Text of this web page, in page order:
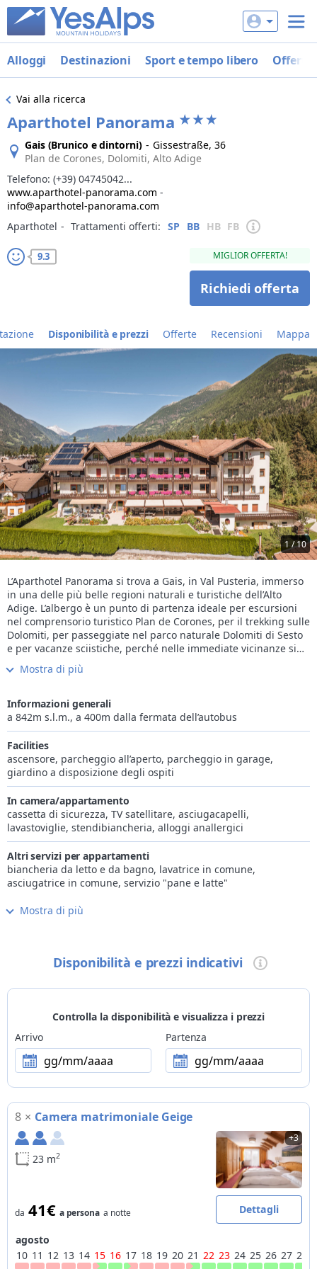
Alloggi Destinazioni Sport e tempo libero Offerte
Vai alla ricerca
Aparthotel Panorama
Gais (Brunico e dintorni) - Gissestraße, 36
Plan de Corones, Dolomiti, Alto Adige
Telefono: (+39) 04745042...
www.aparthotel-panorama.com -
info@aparthotel-panorama.com
Aparthotel ‐ Trattamenti offerti: SP BB HB FB
9.3 MIGLIOR OFFERTA!
Richiedi offerta
Disponibilità e prezzi Offerte Recensioni Mappa
1 / 10
L’Aparthotel Panorama si trova a Gais, in Val Pusteria, immerso
in una delle più belle regioni naturali e turistiche dell’Alto
Adige. L’albergo è un punto di partenza ideale per escursioni
nel comprensorio turistico Plan de Corones, per il trekking sulle
Dolomiti, per passeggiate nel parco naturale Dolomiti di Sesto
e per vacanze sciistiche, perché nelle immediate vicinanze si
trovano due comprensori sciistici: la montagna sciistica per
eccellenza dell’Alto Adige, il Plan de Corones, e i centri sciistici
L’albergo è situato in una posizione particolarmente tranquilla
alla periferia di Gais ed è adattissimo a coppie e famiglie con i
suoi appartamenti e le sue camere.
Il ristorante / steakhouse Moretto’s, con le sue specialità di
carne e della cucina tipica della zona, vi aspetta alla sera dalle
ore 18:00 fino alle 21:00, Domenica e Lunedì chiuso.
La famiglia Hellweger farà tutto il possibile per rendere la
vostra vacanza all’Aparthotel Panorama un’esperienza
indimenticabile!
Mostra di più
Informazioni generali
a 842m s.l.m., a 400m dalla fermata dell’autobus
Facilities
ascensore, parcheggio all’aperto, parcheggio in garage,
giardino a disposizione degli ospiti
In camera/appartamento
cassetta di sicurezza, TV satellitare, asciugacapelli,
lavastoviglie, stendibiancheria, alloggi anallergici
Altri servizi per appartamenti
biancheria da letto e da bagno, lavatrice in comune,
asciugatrice in comune, servizio "pane e latte"
Internet
disponibile cucina senza glutine e lattosio, disponibile cucina
piccola area wellness, sauna, bagno turco
Bambini
struttura adatta a famiglie con bambini, parco giochi
Animali
non ammessi
Metodi di pagamento
Visa, Visa Electron, Maestro, bancomat, ApplePay, GooglePay
deposito biciclette con rastrelliere per bici, informazioni,
cartine e tracciati per escursioni in bici, noleggio bici
convenzionato
Moto
parcheggio per motociclette in garage
Mostra di più
Disponibilità e prezzi indicativi
Controlla la disponibilità e visualizza i prezzi
Arrivo
gg/mm/aaaa
Partenza
gg/mm/aaaa
8 × Camera matrimoniale Geige
23 m2
+3
da 41€ a persona a notte Dettagli
agosto
10 11 12 13 14 15 16 17 18 19 20 21 22 23 24 25 26 27 28